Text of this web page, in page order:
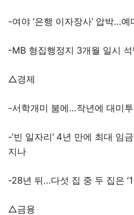
-여야 ‘은행 이자장사’ 압박…
-MB 형집행정지 3개월 일시
△경제
-서학개미 붐에…작년에 대미
-‘빈 일자리’ 4년 만에 최대 임
지나
-28년 뒤…다섯 집 중 두 집은 ‘1
△금융